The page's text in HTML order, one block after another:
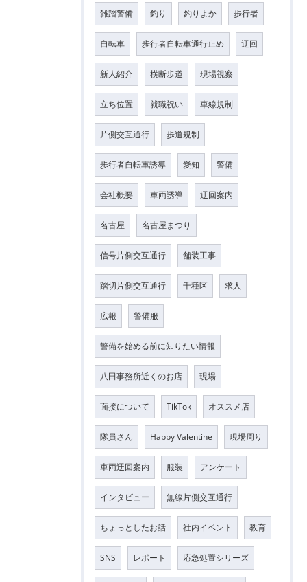
雑踏警備 釣り 釣りよか 歩行者
自転車 歩行者自転車通行止め 迂回
新人紹介 横断歩道 現場視察
立ち位置 就職祝い 車線規制
片側交互通行 歩道規制
歩行者自転車誘導 愛知 警備
会社概要 車両誘導 迂回案内
名古屋 名古屋まつり
信号片側交互通行 舗装工事
踏切片側交互通行 千種区 求人
広報 警備服
警備を始める前に知りたい情報
八田事務所近くのお店 現場
面接について TikTok オススメ店
隊員さん Happy Valentine 現場周り
車両迂回案内 服装 アンケート
インタビュー 無線片側交互通行
ちょっとしたお話 社内イベント 教育
SNS レポート 応急処置シリーズ